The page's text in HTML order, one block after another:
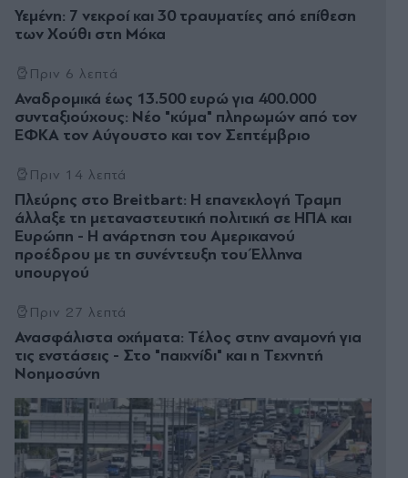
Υεμένη: 7 νεκροί και 30 τραυματίες από επίθεση
των Χούθι στη Μόκα
Πριν 6 λεπτά
Αναδροµικά έως 13.500 ευρώ για 400.000
συνταξιούχους: Νέο "κύμα" πληρωμών από τον
ΕΦΚΑ τον Αύγουστο και τον Σεπτέμβριο
Πριν 14 λεπτά
Πλεύρης στο Breitbart: Η επανεκλογή Τραμπ
άλλαξε τη μεταναστευτική πολιτική σε ΗΠΑ και
Ευρώπη - Η ανάρτηση του Αμερικανού
προέδρου με τη συνέντευξη του Έλληνα
υπουργού
Πριν 27 λεπτά
Ανασφάλιστα οχήματα: Τέλος στην αναμονή για
τις ενστάσεις - Στο "παιχνίδι" και η Τεχνητή
Νοημοσύνη